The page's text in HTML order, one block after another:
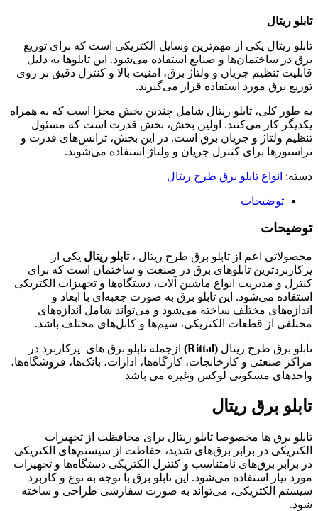
تابلو ریتال
تابلو ریتال یکی از مهم‌ترین وسایل الکتریکی است که برای توزیع
برق در ساختمان‌ها و صنایع استفاده می‌شود. این تابلوها به دلیل
قابلیت تنظیم جریان و ولتاژ برق، امنیت بالا و کنترل دقیق بر روی
توزیع برق مورد استفاده قرار می‌گیرند.
به طور کلی، تابلو ریتال شامل چندین بخش مجزا است که به همراه
یکدیگر کار می‌کنند. اولین بخش، بخش قدرت است که مسئول
تنظیم ولتاژ و جریان برق است. در این بخش، ترانس‌های قدرت و
تراستورها برای کنترل جریان و ولتاژ استفاده می‌شوند.
دسته: انواع تابلو برق طرح ریتال
توضیحات
توضیحات
محصولاتی اعم از تابلو برق طرح ریتال ، تابلو ریتال یکی از
پرکاربردترین تابلوهای برق در صنعت و ساختمان است که برای
کنترل و مدیریت انواع ماشین آلات، دستگاه‌ها و تجهیزات الکتریکی
استفاده می‌شود. این تابلو برق به صورت جعبه‌ای با ابعاد و
اندازه‌های مختلف ساخته می‌شود و می‌تواند شامل اندازه‌های
مختلفی از قطعات الکتریکی، سیم‌ها و کابل‌های مختلف باشد.
تابلو برق طرح ریتال (Rittal)
ازجمله تابلو برق های پرکاربرد در
مراکز صنعتی و کارخانجات، کارگاه‌ها، ادارات، بانک‌ها، فروشگاه‌ها،
واحدهای مسکونی لوکس وغیره می باشد
تابلو برق ریتال
تابلو برق ها مخصوصا تابلو ریتال برای محافظت از تجهیزات
الکتریکی در برابر برق‌های شدید، حفاظت از سیستم‌های الکتریکی
در برابر برق‌های نامتناسب و کنترل الکتریکی دستگاه‌ها و تجهیزات
مورد نیاز استفاده می‌شود. این تابلو برق با توجه به نوع و کاربرد
سیستم الکتریکی، می‌تواند به صورت سفارشی طراحی و ساخته
شود.